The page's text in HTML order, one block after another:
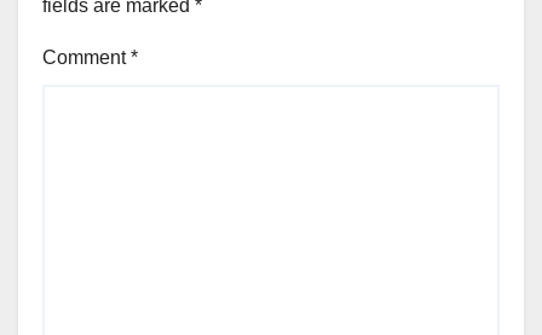
fields are marked *
Comment*